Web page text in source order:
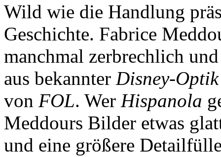
Wild wie die Handlung
Geschichte. Fabrice
manchmal zerbrechlich
aus bekannter Disney-Optik
von FOL. Wer Hispanola
Meddours Bilder etwas
und eine größere